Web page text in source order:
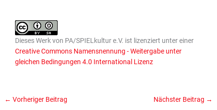
DiesesWerkvon PA/SPIELkultur e.V. ist lizenziert unter einer
Creative Commons Namensnennung - Weitergabe unter
gleichen Bedingungen 4.0 International Lizenz
← Vorheriger Beitrag Nächster Beitrag →